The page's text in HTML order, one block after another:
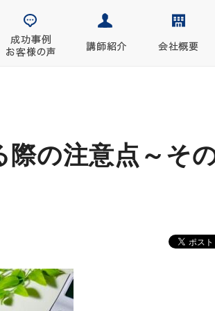
際の注意点～そ